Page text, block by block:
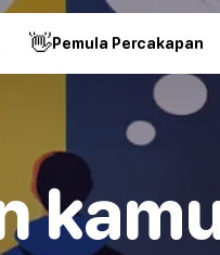
👋Pemula Percakapan